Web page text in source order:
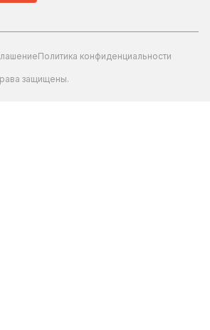
Политика конфиденциальности
защищены.